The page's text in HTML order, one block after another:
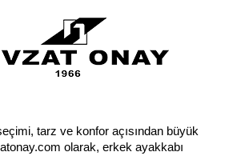
tarz ve konfor açısından büyük
olarak, erkek ayakkabı